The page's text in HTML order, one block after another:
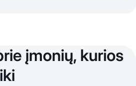
įmonių, kurios